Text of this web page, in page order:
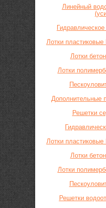
Линейный
Лотки
Лотки
Лотки
Дополнительные
Решетки
Лотки
Лотки
Лотки
Решетки